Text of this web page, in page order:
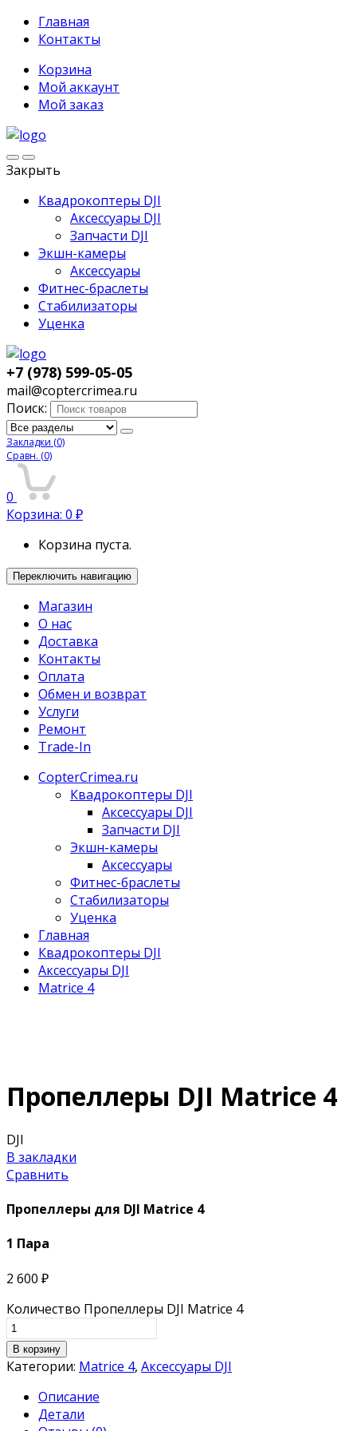
Главная
Контакты
Корзина
Мой аккаунт
Мой заказ
Закрыть
Квадрокоптеры DJI
Аксессуары DJI
Запчасти DJI
Экшн-камеры
Аксессуары
Фитнес-браслеты
Стабилизаторы
Уценка
+7 (978) 599-05-05
mail@coptercrimea.ru
Поиск:
Закладки (0)
Сравн. (0)
0
Корзина: 0 ₽
Корзина пуста.
Переключить навигацию
Магазин
О нас
Доставка
Контакты
Оплата
Обмен и возврат
Услуги
Ремонт
Trade-In
CopterCrimea.ru
Квадрокоптеры DJI
Аксессуары DJI
Запчасти DJI
Экшн-камеры
Аксессуары
Фитнес-браслеты
Стабилизаторы
Уценка
Главная
Квадрокоптеры DJI
Аксессуары DJI
Matrice 4
Пропеллеры DJI Matrice 4
DJI
В закладки
Сравнить
Пропеллеры для DJI Matrice 4
1 Пара
2 600 ₽
Количество Пропеллеры DJI Matrice 4
В корзину
Категории: Matrice 4, Аксессуары DJI
Описание
Детали